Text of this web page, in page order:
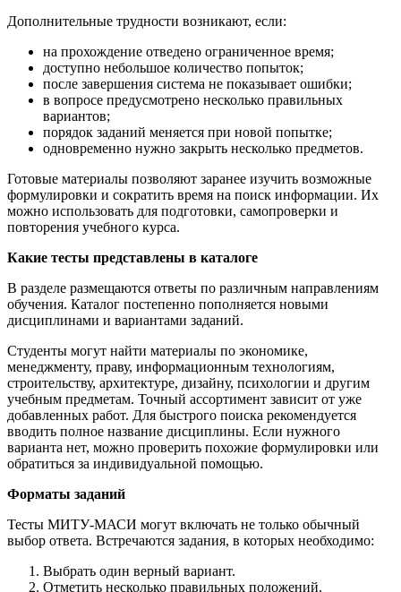
Дополнительные трудности возникают, если:
на прохождение отведено ограниченное время;
доступно небольшое количество попыток;
после завершения система не показывает ошибки;
в вопросе предусмотрено несколько правильных
вариантов;
порядок заданий меняется при новой попытке;
одновременно нужно закрыть несколько предметов.
Готовые материалы позволяют заранее изучить возможные
формулировки и сократить время на поиск информации. Их
можно использовать для подготовки, самопроверки и
повторения учебного курса.
Какие тесты представлены в каталоге
В разделе размещаются ответы по различным направлениям
обучения. Каталог постепенно пополняется новыми
дисциплинами и вариантами заданий.
Студенты могут найти материалы по экономике,
менеджменту, праву, информационным технологиям,
строительству, архитектуре, дизайну, психологии и другим
учебным предметам. Точный ассортимент зависит от уже
добавленных работ. Для быстрого поиска рекомендуется
вводить полное название дисциплины. Если нужного
варианта нет, можно проверить похожие формулировки или
обратиться за индивидуальной помощью.
Форматы заданий
Тесты МИТУ-МАСИ могут включать не только обычный
выбор ответа. Встречаются задания, в которых необходимо:
Выбрать один верный вариант.
Отметить несколько правильных положений.